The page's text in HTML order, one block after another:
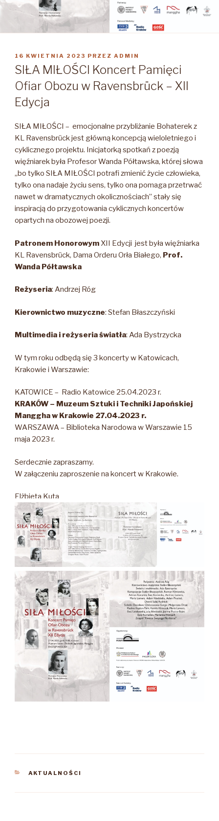
OPUBLIKOWANE
W
16 KWIETNIA 2023 PRZEZ ADMIN
SIŁA MIŁOŚCI Koncert Pamięci
Ofiar Obozu w Ravensbrück – XII
Edycja
SIŁA MIŁOŚCI – emocjonalne przybliżanie Bohaterek z
KL Ravensbrück jest główną koncepcją wieloletniego i
cyklicznego projektu. Inicjatorką spotkań z poezją
więźniarek była Profesor Wanda Półtawska, której słowa
„bo tylko SIŁA MIŁOŚCI potrafi zmienić życie człowieka,
tylko ona nadaje życiu sens, tylko ona pomaga przetrwać
nawet w dramatycznych okolicznościach” stały się
inspiracją do przygotowania cyklicznych koncertów
opartych na obozowej poezji.
Patronem Honorowym XII Edycji jest była więźniarka
KL Ravensbrück, Dama Orderu Orła Białego, Prof.
Wanda Półtawska
Reżyseria: Andrzej Róg
Kierownictwo muzyczne: Stefan Błaszczyński
Multimedia i reżyseria światła: Ada Bystrzycka
W tym roku odbędą się 3 koncerty w Katowicach,
Krakowie i Warszawie:
KATOWICE – Radio Katowice 25.04.2023 r.
KRAKÓW – Muzeum Sztuki i Techniki Japońskiej
Manggha w Krakowie 27.04.2023 r.
WARSZAWA – Biblioteka Narodowa w Warszawie 15
maja 2023 r.
Serdecznie zapraszamy.
W załączeniu zaproszenie na koncert w Krakowie.
Elżbieta Kuta
KATEGORIE
AKTUALNOŚCI